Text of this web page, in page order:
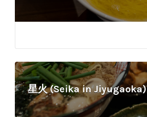
星火 (Seika in Jiyugaoka)